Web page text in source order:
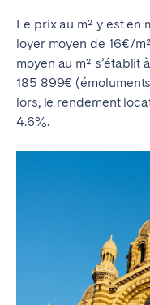
Le prix au m² y est en
loyer moyen de 16€/
moyen au m²
185 899€
lors, le rendement
4.6%.